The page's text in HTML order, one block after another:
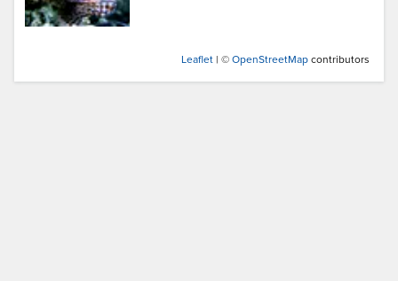
Leaflet | ©OpenStreetMapcontributors